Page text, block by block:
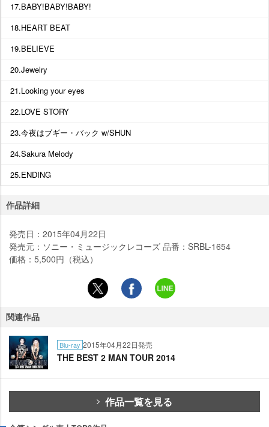
17.BABY!BABY!BABY!
18.HEART BEAT
19.BELIEVE
20.Jewelry
21.Looking your eyes
22.LOVE STORY
23.今夜はブギー・バック w/SHUN
24.Sakura Melody
25.ENDING
作品詳細
発売日：2015年04月22日
発売元：ソニー・ミュージックレコーズ 品番：SRBL-1654
価格：5,500円（税込）
関連作品
Blu-ray 2015年04月22日発売
THE BEST 2 MAN TOUR 2014
作品一覧を見る